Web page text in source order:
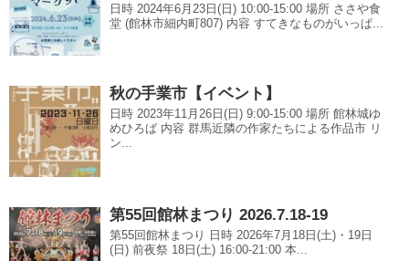
日時 2024年6月23日(日) 10:00-15:00 場所 ささや食
堂 (館林市細内町807) 内容 すてきなものがいっぱ...
秋の手業市【イベント】
日時 2023年11月26日(日) 9:00-15:00 場所 館林城ゆ
めひろば 内容 群馬近隣の作家たちによる作品市 リ
ン...
第55回館林まつり 2026.7.18-19
第55回館林まつり 日時 2026年7月18日(土)・19日
(日) 前夜祭 18日(土) 16:00-21:00 本...